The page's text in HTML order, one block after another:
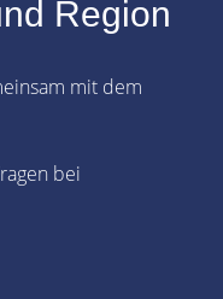
Region
mit dem
bei